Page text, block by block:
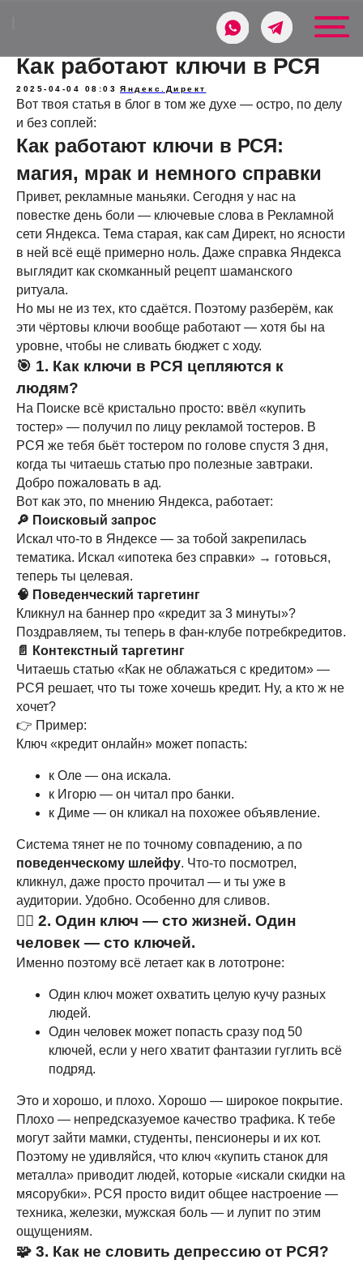
Как работают ключи в РСЯ
2025-04-04 08:03 Яндекс.Директ
Вот твоя статья в блог в том же духе — остро, по делу
и без соплей:
Как работают ключи в РСЯ:
магия, мрак и немного справки
Привет, рекламные маньяки. Сегодня у нас на
повестке день боли — ключевые слова в Рекламной
сети Яндекса. Тема старая, как сам Директ, но ясности
в ней всё ещё примерно ноль. Даже справка Яндекса
выглядит как скомканный рецепт шаманского
ритуала.
Но мы не из тех, кто сдаётся. Поэтому разберём, как
эти чёртовы ключи вообще работают — хотя бы на
уровне, чтобы не сливать бюджет с ходу.
🎯 1. Как ключи в РСЯ цепляются к
людям?
На Поиске всё кристально просто: ввёл «купить
тостер» — получил по лицу рекламой тостеров. В
РСЯ же тебя бьёт тостером по голове спустя 3 дня,
когда ты читаешь статью про полезные завтраки.
Добро пожаловать в ад.
Вот как это, по мнению Яндекса, работает:
🔎 Поисковый запрос
Искал что-то в Яндексе — за тобой закрепилась
тематика. Искал «ипотека без справки» → готовься,
теперь ты целевая.
🧠 Поведенческий таргетинг
Кликнул на баннер про «кредит за 3 минуты»?
Поздравляем, ты теперь в фан-клубе потребкредитов.
📄 Контекстный таргетинг
Читаешь статью «Как не облажаться с кредитом» —
РСЯ решает, что ты тоже хочешь кредит. Ну, а кто ж не
хочет?
👉 Пример:
Ключ «кредит онлайн» может попасть:
к Оле — она искала.
к Игорю — он читал про банки.
к Диме — он кликал на похожее объявление.
Система тянет не по точному совпадению, а по
поведенческому шлейфу. Что-то посмотрел,
кликнул, даже просто прочитал — и ты уже в
аудитории. Удобно. Особенно для сливов.
🤹‍♂️ 2. Один ключ — сто жизней. Один
человек — сто ключей.
Именно поэтому всё летает как в лототроне:
Один ключ может охватить целую кучу разных
людей.
Один человек может попасть сразу под 50
ключей, если у него хватит фантазии гуглить всё
подряд.
Это и хорошо, и плохо. Хорошо — широкое покрытие.
Плохо — непредсказуемое качество трафика. К тебе
могут зайти мамки, студенты, пенсионеры и их кот.
Поэтому не удивляйся, что ключ «купить станок для
металла» приводит людей, которые «искали скидки на
мясорубки». РСЯ просто видит общее настроение —
техника, железки, мужская боль — и лупит по этим
ощущениям.
🧩 3. Как не словить депрессию от РСЯ?